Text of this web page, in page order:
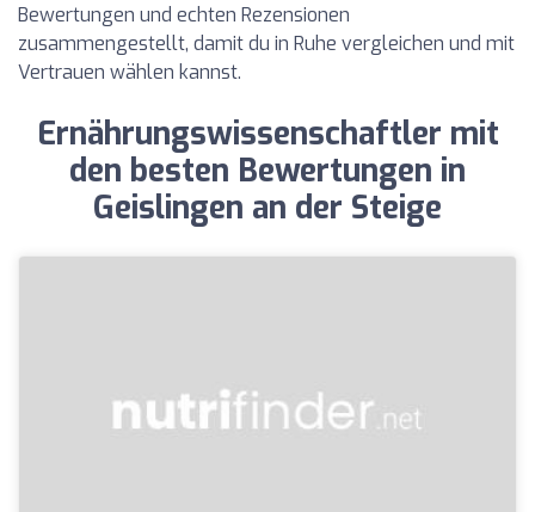
Bewertungen und echten Rezensionen
zusammengestellt, damit du in Ruhe vergleichen und mit
Vertrauen wählen kannst.
Ernährungswissenschaftler mit
den besten Bewertungen in
Geislingen an der Steige